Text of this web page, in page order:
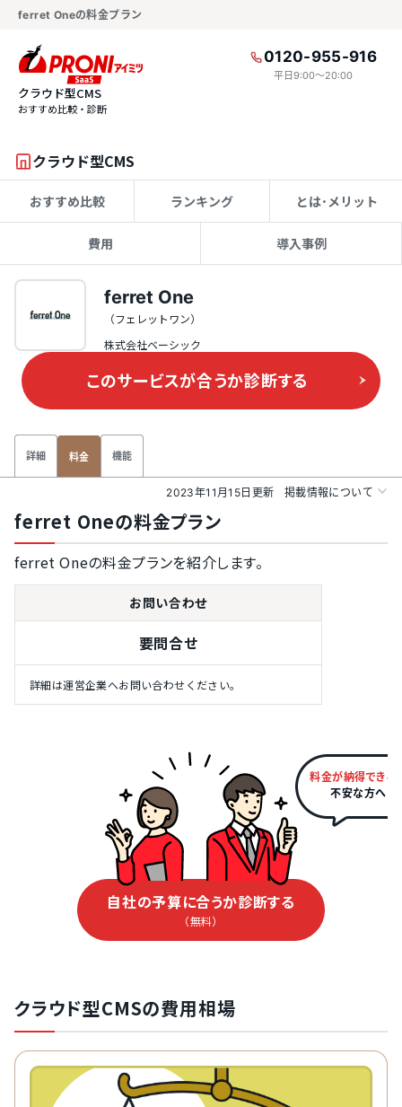
ferret Oneの料金プラン
0120-955-916
平日9:00〜20:00
クラウド型CMS
おすすめ比較・診断
クラウド型CMS
おすすめ比較 ランキング とは･メリット
費用 導入事例
ferret One
（フェレットワン）
株式会社ベーシック
このサービスが合うか診断する
詳細 料金 機能
2023年11月15日更新 掲載情報について
ferret Oneの料金プラン
ferret Oneの料金プランを紹介します。
お問い合わせ
要問合せ
詳細は運営企業へお問い合わせください。
料金が納得できる
不安な方へ
自社の予算に合うか診断する
（無料）
クラウド型CMSの費用相場